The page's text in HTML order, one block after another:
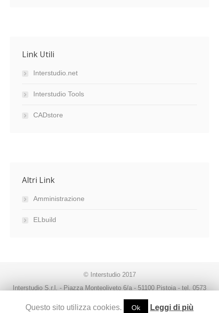
Link Utili
Interstudio.net
Interstudio Tools
CADstore
Altri Link
Amministrazione
ELbuild
© Interstudio 2017
Interstudio S.r.l. - Piazza Monteoliveto 6/a - 51100 Pistoia - tel. 0573
99291 - fax. 0573 992930 - P.IVA 00470080474 -
interstudio@interstudio.net
Questo sito utilizza cookies. Ok Leggi di più